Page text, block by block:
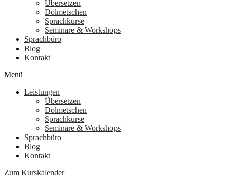
Übersetzen
Dolmetschen
Sprachkurse
Seminare & Workshops
Sprachbüro
Blog
Kontakt
Menü
Leistungen
Übersetzen
Dolmetschen
Sprachkurse
Seminare & Workshops
Sprachbüro
Blog
Kontakt
Zum Kurskalender